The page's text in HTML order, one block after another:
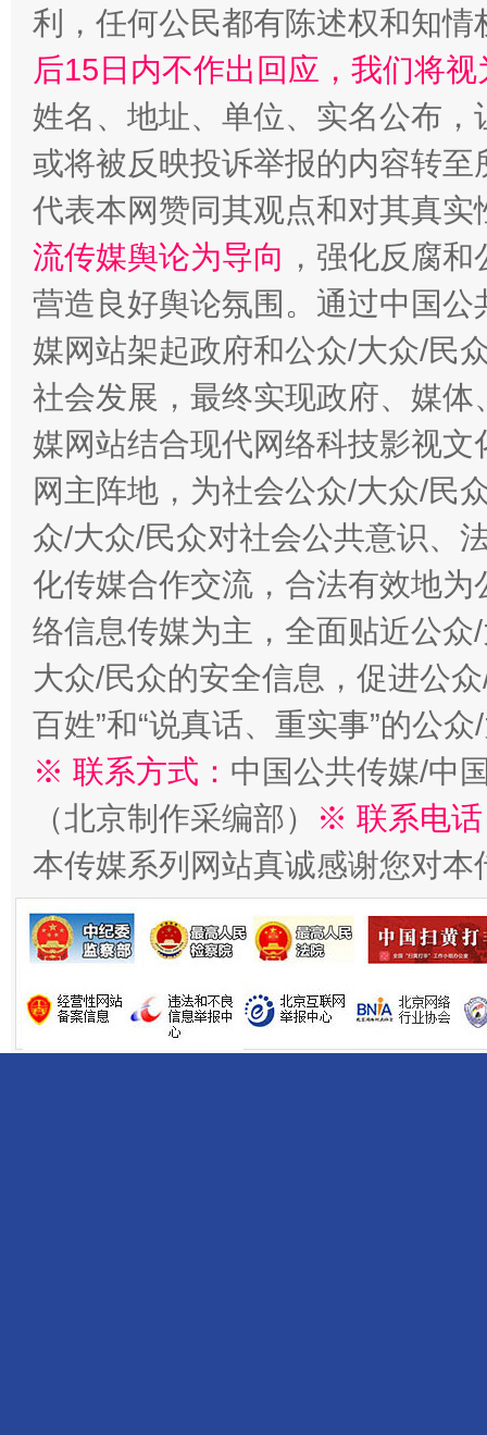
这是一记警钟！ 谢
在谋一域中谋全局
今
习近平的博鳌关键词
魏明亮
利，任何公民都有陈述权和知情
后15日内不作出回应，我们将
姓名、地址、单位、实名公布
或将被反映投诉举报的内容转
代表本网赞同其观点和对其真实
流传媒舆论为导向 ，强化反腐
营造良好舆论氛围。通过中国
媒网站架起政府和公众/大众/民
社会发展，最终实现政府、媒
媒网站结合现代网络科技影视
网主阵地，为社会公众/大众/民
众/大众/民众对社会公共意识、
化传媒合作交流，合法有效地
络信息传媒为主，全面贴近公
大众/民众的安全信息，促进公
百姓”和“说真话、重实事”的公
※ 联系方式： 中国公共传媒/中
（北京制作采编部）
※ 联系电
本传媒系列网站真诚感谢您对